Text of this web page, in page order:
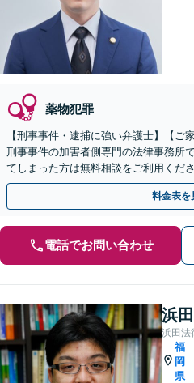
薬物犯罪
【刑事事件・逮捕に強い弁護士】【ご
刑事事件の加害者側専門の法律事務所
てしまった方は無料相談をご利用くだ
対応】【弁護士待機中/当日中の電話相
料金表を
電話でお問い合わせ
浜
浜田法
福
岡
県